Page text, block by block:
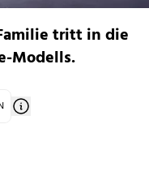
tritt in die
Modells.